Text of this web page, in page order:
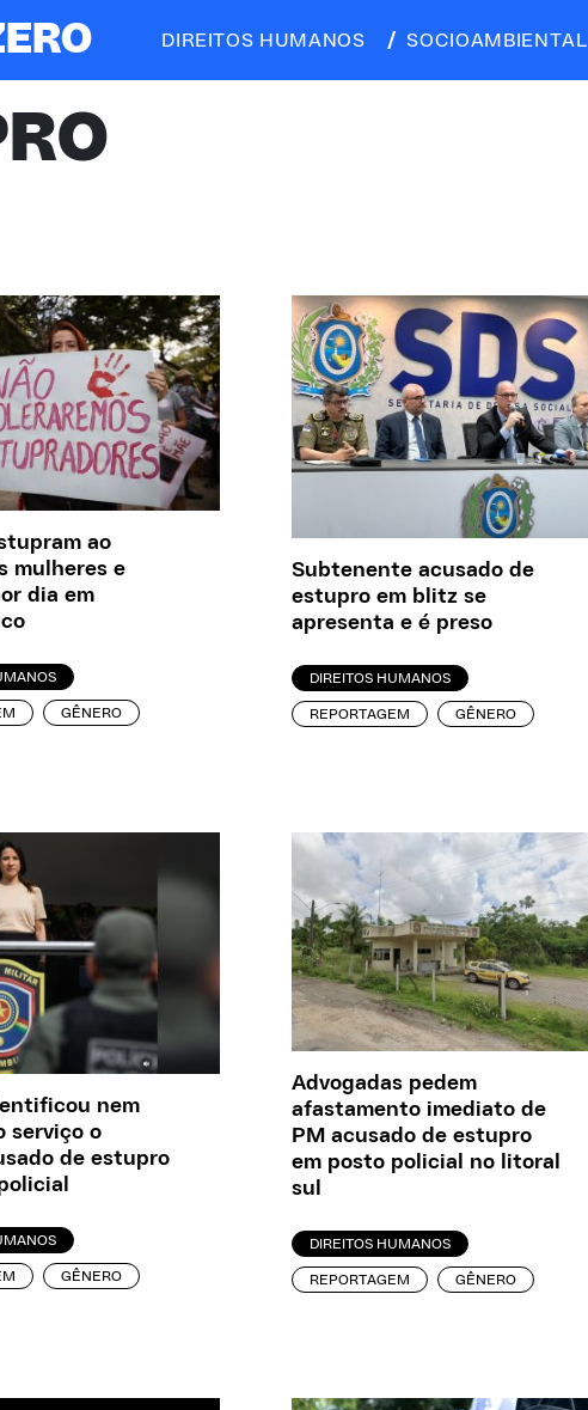
DIREITOS HUMANOS SOCIOAMBIENTAL
ao
mulheres e
dia em
GÊNERO
Subtenente acusado de
estupro em blitz se
apresenta e é preso
DIREITOS HUMANOS
REPORTAGEM GÊNERO
nem
serviço o
de estupro
GÊNERO
Advogadas pedem
afastamento imediato de
PM acusado de estupro
em posto policial no litoral
sul
DIREITOS HUMANOS
REPORTAGEM GÊNERO